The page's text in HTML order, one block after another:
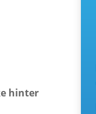
hinter